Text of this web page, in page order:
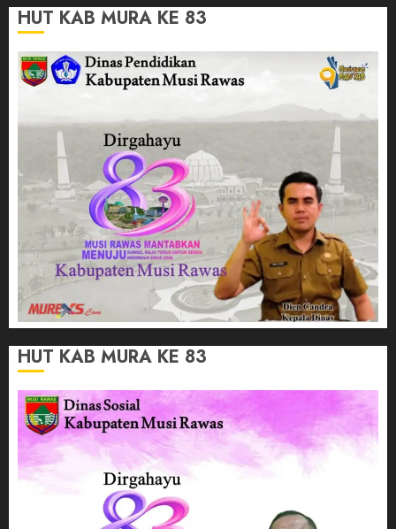
HUT KAB MURA KE 83
HUT KAB MURA KE 83